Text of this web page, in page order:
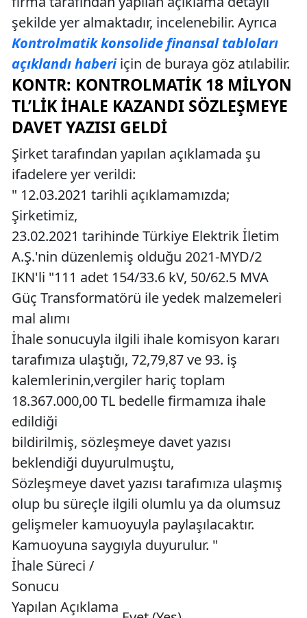
şekilde yer almaktadır, incelenebilir. Ayrıca
Kontrolmatik konsolide finansal tabloları
açıklandı haberiiçin de buraya göz atılabilir.
KONTR: KONTROLMATIK 18 MILYON
TL’LIK İHALE KAZANDI SÖZLEŞMEYE
DAVET YAZISI GELDI
Şirket tarafından yapılan açıklamada şu
ifadelere yer verildi:
" 12.03.2021 tarihli açıklamamızda;
Şirketimiz,
23.02.2021 tarihinde Türkiye Elektrik İletim
A.Ş.'nin düzenlemiş olduğu 2021-MYD/2
IKN'li "111 adet 154/33.6 kV, 50/62.5 MVA
Güç Transformatörü ile yedek malzemeleri
mal alımı
İhale sonucuyla ilgili ihale komisyon kararı
tarafımıza ulaştığı, 72,79,87 ve 93. iş
kalemlerinin,vergiler hariç toplam
18.367.000,00 TL bedelle firmamıza ihale
edildiği
bildirilmiş, sözleşmeye davet yazısı
beklendiği duyurulmuştu,
Sözleşmeye davet yazısı tarafımıza ulaşmış
olup bu süreçle ilgili olumlu ya da olumsuz
gelişmeler kamuoyuyla paylaşılacaktır.
Kamuoyuna saygıyla duyurulur. "
İhale Süreci /
Sonucu
Yapılan Açıklama